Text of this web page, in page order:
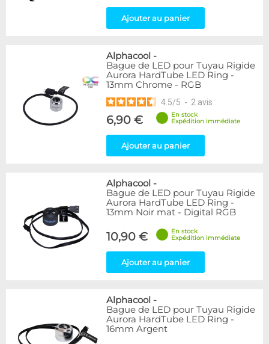
17
2
15
3
Mayhems
12
Monsoon
3
Tygon
XSPC
7
9
15
Plexi
5
Rouge
Transparent
40
Vert
Disponibilité / Promotions
Articles en promotions
Appliquer
Ajouter au panier
Alphacool -
Bague de LED pour Tuyau Rigide
Aurora HardTube LED Ring -
13mm Chrome - RGB
4.5/5 - 2 avis
6,90 €
En stock
Expédition immédiate
Ajouter au panier
Alphacool -
Bague de LED pour Tuyau Rigide
Aurora HardTube LED Ring -
13mm Noir mat - Digital RGB
10,90 €
En stock
Expédition immédiate
Ajouter au panier
Alphacool -
Bague de LED pour Tuyau Rigide
Aurora HardTube LED Ring -
16mm Argent